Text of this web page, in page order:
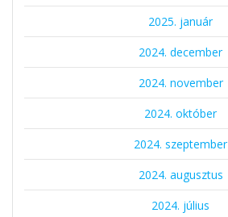
2025. január
2024. december
2024. november
2024. október
2024. szeptember
2024. augusztus
2024. július